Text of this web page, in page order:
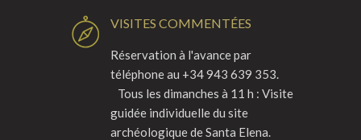
VISITES COMMENTÉES
Réservation à l'avance par
téléphone au +34 943 639 353.
Tous les dimanches à 11 h : Visite
guidée individuelle du site
archéologique de Santa Elena.